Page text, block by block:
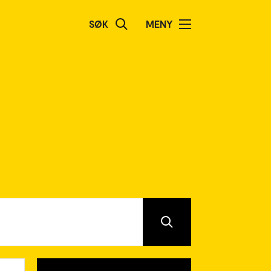
SØK MENY